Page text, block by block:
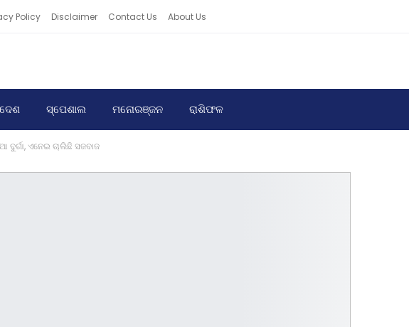
Policy Disclaimer Contact Us About Us
ସ୍ପେଶାଲ ମନୋରଞ୍ଜନ ରାଶିଫଳ
ଦୁର୍ଗା, ଏନେଇ ଚାଲିଛି ସଜବାଜ